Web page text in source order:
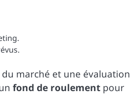
marché et une évaluation
fond de roulement pour